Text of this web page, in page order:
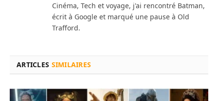
Cinéma, Tech et voyage, j'ai rencontré Batman,
écrit à Google et marqué une pause à Old
Trafford.
ARTICLES SIMILAIRES